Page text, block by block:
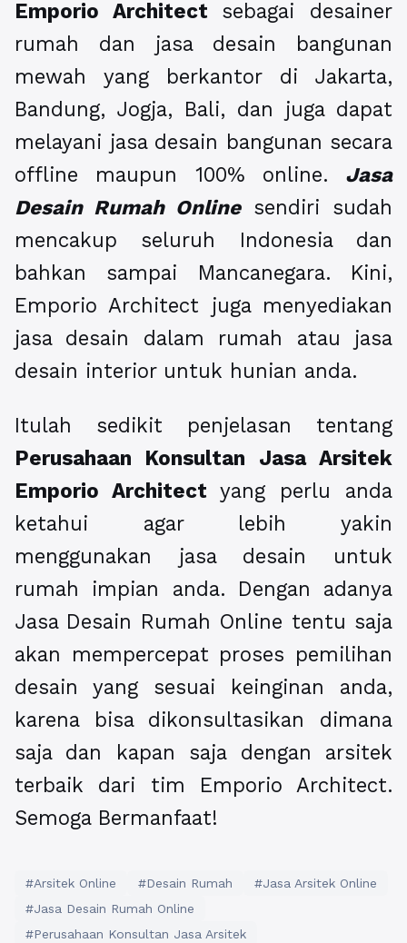
Emporio Architect sebagai desainer
rumah dan jasa desain bangunan
mewah yang berkantor di Jakarta,
Bandung, Jogja, Bali, dan juga dapat
melayani jasa desain bangunan secara
offline maupun 100% online. Jasa
Desain Rumah Onlinesendiri sudah
mencakup seluruh Indonesia dan
bahkan sampai Mancanegara. Kini,
Emporio Architect juga menyediakan
jasa desain dalam rumah atau jasa
desain interior untuk hunian anda.
Itulah sedikit penjelasan tentang
Perusahaan Konsultan Jasa Arsitek
Emporio Architect yang perlu anda
ketahui agar lebih yakin
menggunakan jasa desain untuk
rumah impian anda. Dengan adanya
Jasa Desain Rumah Online tentu saja
akan mempercepat proses pemilihan
desain yang sesuai keinginan anda,
karena bisa dikonsultasikan dimana
saja dan kapan saja dengan arsitek
terbaik dari tim Emporio Architect.
Semoga Bermanfaat!
#Arsitek Online #Desain Rumah
#Jasa Arsitek Online
#Jasa Desain Rumah Online
#Perusahaan Konsultan Jasa Arsitek